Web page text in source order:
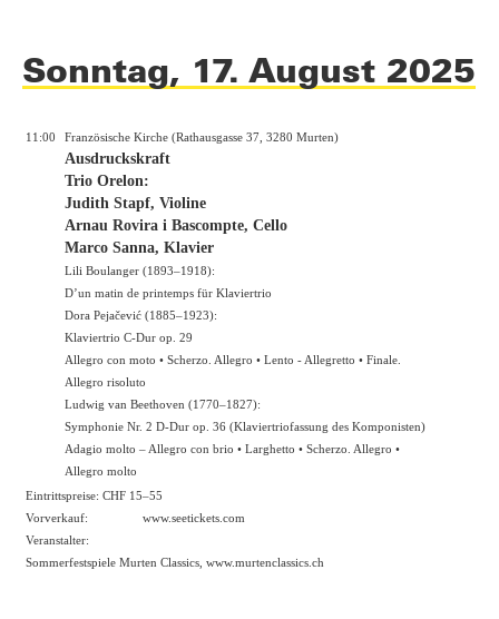
Sonntag, 17. August 2025
11:00 Französische Kirche (Rathausgasse 37, 3280 Murten)
Ausdruckskraft
Trio Orelon:
Judith Stapf, Violine
Arnau Rovira i Bascompte, Cello
Marco Sanna, Klavier
Lili Boulanger (1893–1918):
D’un matin de printemps für Klaviertrio
Dora Pejačević (1885–1923):
Klaviertrio C-Dur op. 29
Allegro con moto • Scherzo. Allegro • Lento - Allegretto • Finale.
Allegro risoluto
Ludwig van Beethoven (1770–1827):
Symphonie Nr. 2 D-Dur op. 36 (Klaviertriofassung des Komponisten)
Adagio molto – Allegro con brio • Larghetto • Scherzo. Allegro •
Allegro molto
Eintrittspreise: CHF 15–55
Vorverkauf:
www.seetickets.com
Veranstalter:
Sommerfestspiele Murten Classics, www.murtenclassics.ch